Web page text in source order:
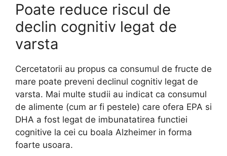
Poate reduce riscul de
declin cognitiv legat de
varsta
Cercetatorii au propus ca consumul de fructe de
mare poate preveni declinul cognitiv legat de
varsta. Mai multe studii au indicat ca consumul
de alimente (cum ar fi pestele) care ofera EPA si
DHA a fost legat de imbunatatirea functiei
cognitive la cei cu boala Alzheimer in forma
foarte usoara.